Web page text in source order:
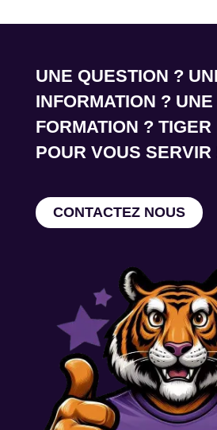
UNE QUESTION ?
INFORMATION ? UNE
FORMATION ?
POUR VOUS SERVIR
CONTACTEZ NOUS